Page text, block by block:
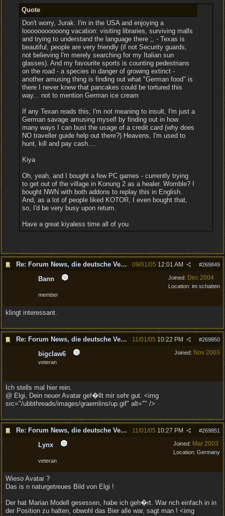
Quote
Don't worry, Jurak. I'm in the USA and enjoying a
looooooooooong vacation: visiting libraries, surviving malls
and trying to understand the language there ;, - Texas is
beautiful, people are very friendly (if not Security guards,
not believing I'm merely searching for my Italian sun
glasses). And my favourite sports is counting pedestrians
on the road - a species in danger of growing extinct -
another amusing thing is finding out what "German food" is
there I never knew that pancakes could be tortured this
way... not to mention German ice cream
If any Texan reads this, I'm not meaning to insult, I'm just a
German savage amusing myself by finding out in how
many ways I can bust the usage of a credit card (why does
NO traveller guide help out there?) Heavens, I'm used to
hunt, kill and pay cash....
Kiya
Oh, yeah, and I bought a few PC games - currently trying
to get out of the village in Konung 2 as a healer. Womble? I
bought NWN with both addons to replay this in English.
And, as a lot of people liked KOTOR, I even bought that,
so, I'd be very busy upon return.
Have a great kiyaless time all of you
Re: Forum News, die deutsche Version. #269849
09/01/05 12:01 AM
Joined: Dec 2004
Location: im schatten
Bann
member
klingt interessant.
Re: Forum News, die deutsche Version. #269850
11/01/05 10:22 PM
Joined: Nov 2003
bigclaw6
veteran
Ich stells mal hier rein.
@ Elgi, Dein neuer Avatar gef�llt mir sehr gut. <img
src="/ubbthreads/images/graemlins/up.gif" alt="" />
Re: Forum News, die deutsche Version. #269851
11/01/05 10:27 PM
Joined: Mar 2003
Location: Germany
Lynx
veteran
Wieso Avatar ?
Das is n naturgetreues Bild von Elgi !
Der hat Marian Modell gesessen, habe ich geh�rt. War nch einfach in in
der Position zu halten, obwohl das Bier alle war, sagt man ! <img